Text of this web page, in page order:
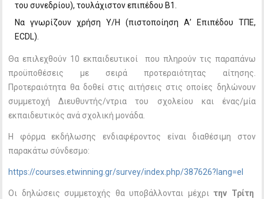
του συνεδρίου), τουλάχιστον επιπέδου Β1.
Να γνωρίζουν χρήση Υ/Η (πιστοποίηση Α’ Επιπέδου ΤΠΕ,
ECDL).
Θα επιλεχθούν 10 εκπαιδευτικοί που πληρούν τις παραπάνω
προϋποθέσεις με σειρά προτεραιότητας αίτησης.
Προτεραιότητα θα δοθεί στις αιτήσεις στις οποίες δηλώνουν
συμμετοχή Διευθυντής/ντρια του σχολείου και ένας/μία
εκπαιδευτικός ανά σχολική μονάδα.
Η φόρμα εκδήλωσης ενδιαφέροντος είναι διαθέσιμη στον
παρακάτω σύνδεσμο:
https://courses.etwinning.gr/survey/index.php/387626?lang=el
Οι δηλώσεις συμμετοχής θα υποβάλλονται μέχριτην Τρίτη